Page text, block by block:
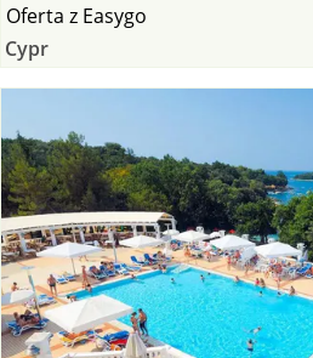
Oferta z Easygo
Cypr